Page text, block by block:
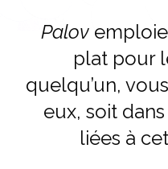
Palov
plat pour
quelqu’un,
eux, soit
liées à